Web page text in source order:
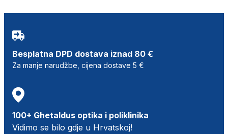
Besplatna DPD dostava iznad 80 €
Za manje narudžbe, cijena dostave 5 €
100+ Ghetaldus optika i poliklinika
Vidimo se bilo gdje u Hrvatskoj!